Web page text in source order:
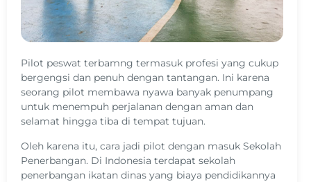
Pilot peswat terbamng termasuk profesi yang cukup
bergengsi dan penuh dengan tantangan. Ini karena
seorang pilot membawa nyawa banyak penumpang
untuk menempuh perjalanan dengan aman dan
selamat hingga tiba di tempat tujuan.
Oleh karena itu, cara jadi pilot dengan masuk Sekolah
Penerbangan. Di Indonesia terdapat sekolah
penerbangan ikatan dinas yang biaya pendidikannya